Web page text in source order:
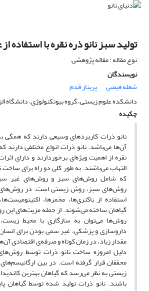
تولید سبز نانو ذره نقره با استفاده
نوع مقاله : مقاله پژوهشی
نویسندگان
شعله فیضی
پریناز قدم
دانشکده علوم زیستی، گروه بیوتکنولوژی، دانشگاه
چکیده
نانو ذرات کاربردهای وسیعی دارند که همگی
آن‌ها می‌باشد. نانو ذرات انواع مختلفی دارند
نقره از اهمیت ویژه‌ای برخوردارند و دارای
التهاب می‌باشند. به طور کلی دو راه برای
که شامل روش‌های سبز و روش‌های غیر
روش‌های سبز، روش‌ زیستی است. در روش‌های
استفاده از باکتری‌ها، مخمرها،
گیاهان ساخته می‌شوند. از جمله مزیت‌های
روش‌ها می‌توان به سازگاری با محیط
داروسازی و پزشکی، غیر سمی بودن برای
مقدار زیاد، در زمان کوتاه و صرفه‌ی اقتصادی
دلیل امروزه ساخت نانو ذرات توسط
محققان قرار گرفته است. در بین
زیستی به نظر می‌رسد که گیاهان بهترین کاندیدا
باشند. نانو ذرات تولید شده توسط گیاهان